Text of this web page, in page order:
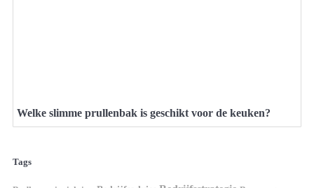
Welke slimme prullenbak is geschikt voor de keuken?
Tags